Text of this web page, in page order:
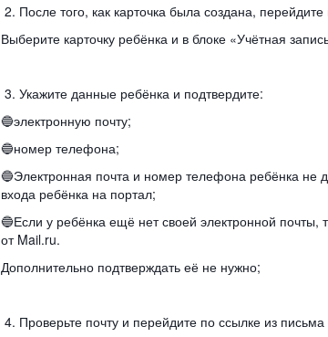
2. После того, как карточка была создана,
Выберите карточку ребёнка и в блоке «Учётная
3. Укажите данные ребёнка и подтвердите:
🔵электронную почту;
🔵номер телефона;
🔵Электронная почта и номер телефона ребёнка не
входа ребёнка на портал;
🔵Если у ребёнка ещё нет своей электронной почты,
от Mail.ru.
Дополнительно подтверждать её не нужно;
4. Проверьте почту и перейдите по ссылке из письма